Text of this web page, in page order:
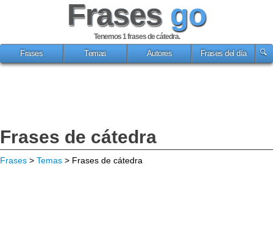
Frases go
Tenemos 1frases de cátedra.
Frases
Temas Autores Frases del día
Frases de cátedra
Frases > Temas > Frases de cátedra